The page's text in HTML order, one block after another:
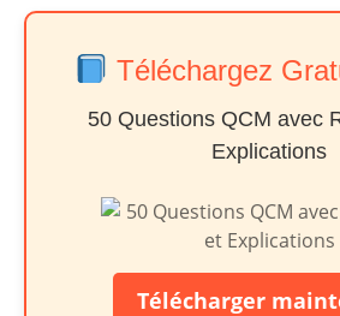
Téléchargez
50 Questions QCM avec
Explications
Télécharger